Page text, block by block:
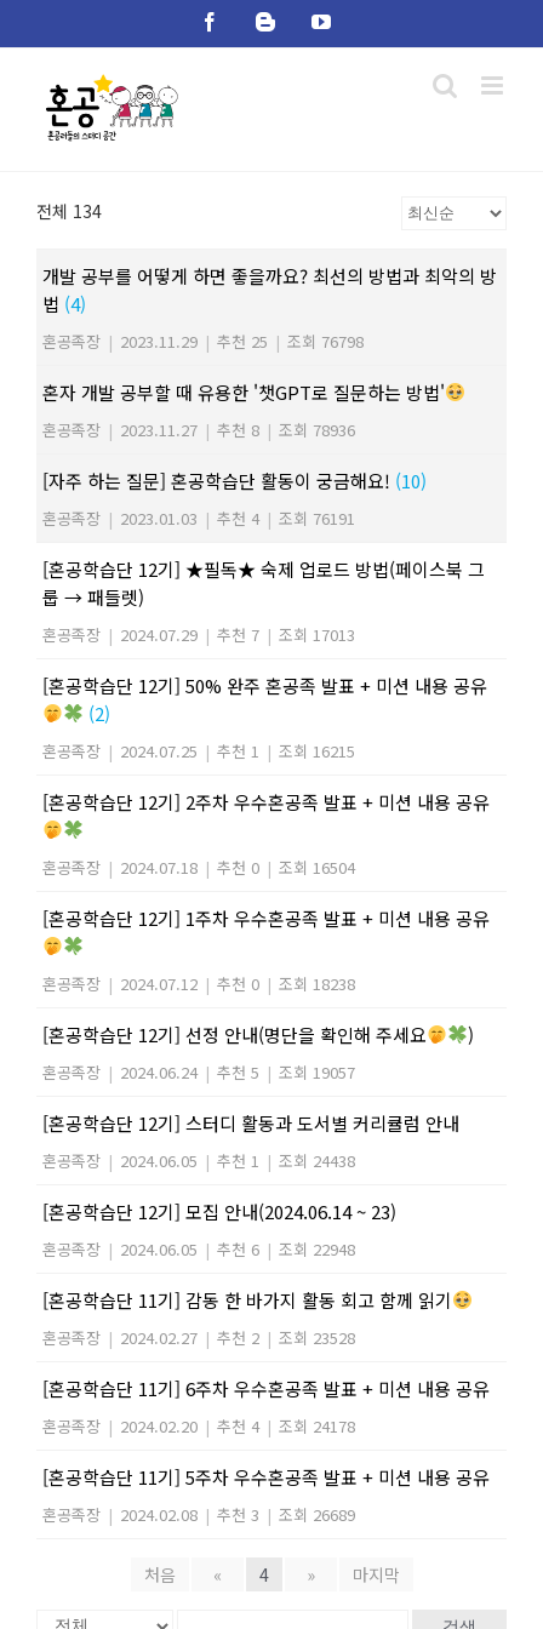
FacebookBloggerYouTube
전체 134
개발 공부를 어떻게 하면 좋을까요? 최선의 방법과 최악의 방
법 (4)
혼공족장 | 2023.11.29 | 추천 25 | 조회 76798
혼자 개발 공부할 때 유용한 '챗GPT로 질문하는 방법'
혼공족장 | 2023.11.27 | 추천 8 | 조회 78936
[자주 하는 질문] 혼공학습단 활동이 궁금해요! (10)
혼공족장 | 2023.01.03 | 추천 4 | 조회 76191
[혼공학습단 12기] ★필독★ 숙제 업로드 방법(페이스북 그
룹 → 패들렛)
혼공족장 | 2024.07.29 | 추천 7 | 조회 17013
[혼공학습단 12기] 50% 완주 혼공족 발표 + 미션 내용 공유
(2)
혼공족장 | 2024.07.25 | 추천 1 | 조회 16215
[혼공학습단 12기] 2주차 우수혼공족 발표 + 미션 내용 공유
혼공족장 | 2024.07.18 | 추천 0 | 조회 16504
[혼공학습단 12기] 1주차 우수혼공족 발표 + 미션 내용 공유
혼공족장 | 2024.07.12 | 추천 0 | 조회 18238
[혼공학습단 12기] 선정 안내(명단을 확인해 주세요 )
혼공족장 | 2024.06.24 | 추천 5 | 조회 19057
[혼공학습단 12기] 스터디 활동과 도서별 커리큘럼 안내
혼공족장 | 2024.06.05 | 추천 1 | 조회 24438
[혼공학습단 12기] 모집 안내(2024.06.14 ~ 23)
혼공족장 | 2024.06.05 | 추천 6 | 조회 22948
[혼공학습단 11기] 감동 한 바가지 활동 회고 함께 읽기
혼공족장 | 2024.02.27 | 추천 2 | 조회 23528
[혼공학습단 11기] 6주차 우수혼공족 발표 + 미션 내용 공유
혼공족장 | 2024.02.20 | 추천 4 | 조회 24178
[혼공학습단 11기] 5주차 우수혼공족 발표 + 미션 내용 공유
혼공족장 | 2024.02.08 | 추천 3 | 조회 26689
처음 « 4 » 마지막